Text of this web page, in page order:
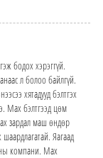
бодох хэрэггүй.
л болоо байлгүй.
хятадууд бэлтгэх
Мах бэлтгээд цөм
зардал маш өндөр
Яагаад
компани. Мах